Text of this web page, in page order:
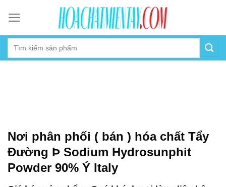
content
Nơi phân phối ( bán ) hóa chất Tẩy
Đường Þ Sodium Hydrosunphit
Powder 90% Ý Italy